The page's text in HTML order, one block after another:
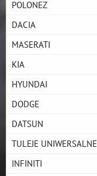
POLONEZ
DACIA
MASERATI
KIA
HYUNDAI
DODGE
DATSUN
TULEJE UNIWERSALNE
INFINITI